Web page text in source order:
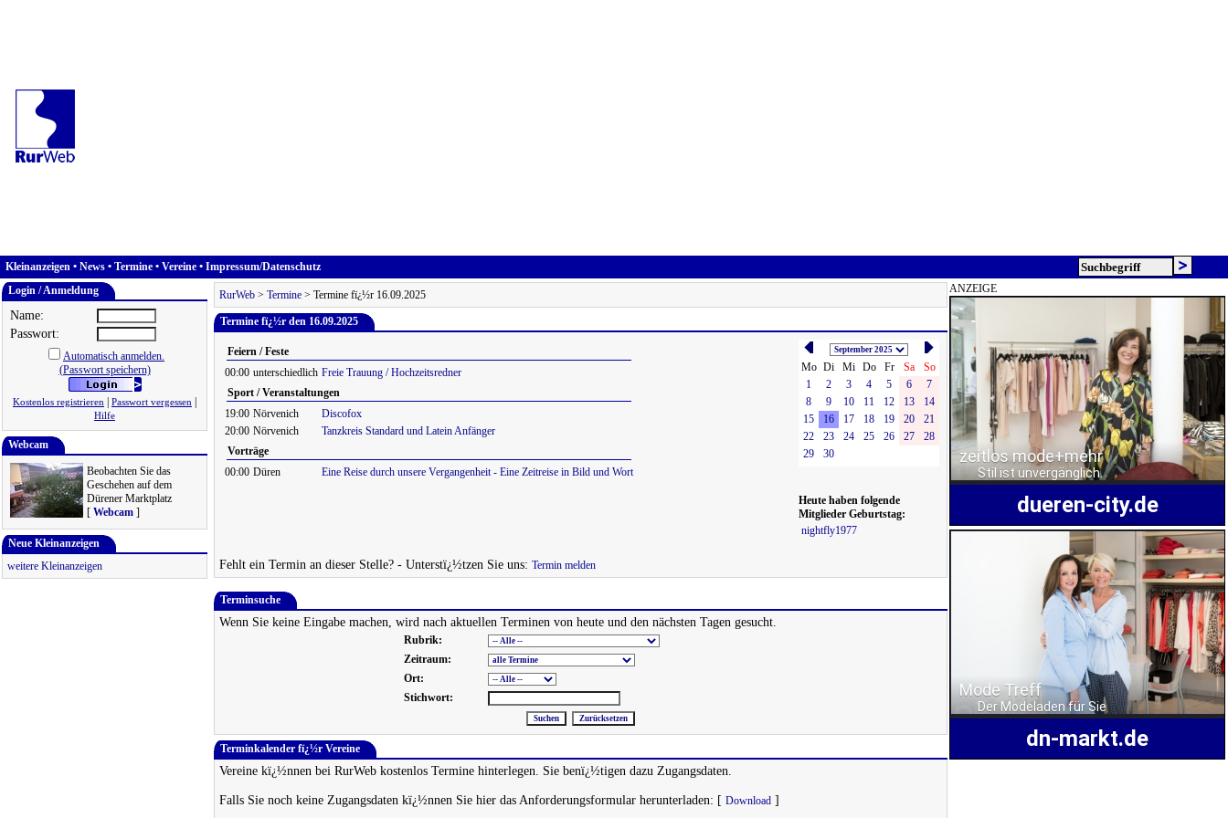
Kleinanzeigen • News • Termine • Vereine • Impressum/Datenschutz
Login / Anmeldung
Name:
Passwort:
Automatisch anmelden.
(Passwort speichern)
Kostenlos registrieren Passwort vergessen
Hilfe
Webcam
Beobachten Sie das
Geschehen auf dem
Dürener Marktplatz
[ Webcam ]
Neue Kleinanzeigen
weitere Kleinanzeigen
RurWeb > Termine > Termine fï¿½r 16.09.2025
Termine fï¿½r den 16.09.2025
Feiern / Feste
00:00 unterschiedlich Freie Trauung / Hochzeitsredner
Sport / Veranstaltungen
19:00 Nörvenich
Discofox
20:00 Nörvenich
Tanzkreis Standard und Latein Anfänger
Vorträge
00:00 Düren Eine Reise durch unsere Vergangenheit - Eine Zeitreise in Bild und Wort
Mo Di Mi Do Fr Sa
So
1
2 3 4 5 6
7
8
9 10 11 12 13
14
15
16 17 18 19 20
21
22
23 24 25 26 27
28
29
30
Heute haben folgende
Mitglieder Geburtstag:
nightfly1977
Fehlt ein Termin an dieser Stelle? - Unterstï¿½tzen Sie uns: Termin melden
Terminsuche
Wenn Sie keine Eingabe machen, wird nach aktuellen Terminen von heute und den nächsten Tagen gesucht.
Rubrik:
Zeitraum:
Ort:
Stichwort:
Terminkalender fï¿½r Vereine
Vereine kï¿½nnen bei RurWeb kostenlos Termine hinterlegen. Sie benï¿½tigen dazu Zugangsdaten.
Falls Sie noch keine Zugangsdaten kï¿½nnen Sie hier das Anforderungsformular herunterladen: [ Download ]
ANZEIGE